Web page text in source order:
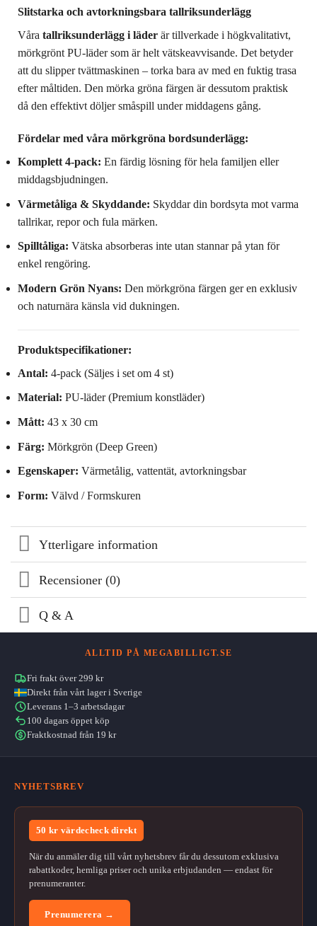
Slitstarka och avtorkningsbara tallriksunderlägg
Våra tallriksunderlägg i läder är tillverkade i högkvalitativt,
mörkgrönt PU-läder som är helt vätskeavvisande. Det betyder
att du slipper tvättmaskinen – torka bara av med en fuktig trasa
efter måltiden. Den mörka gröna färgen är dessutom praktisk
då den effektivt döljer småspill under middagens gång.
Fördelar med våra mörkgröna bordsunderlägg:
Komplett 4-pack: En färdig lösning för hela familjen eller
middagsbjudningen.
Värmetåliga & Skyddande: Skyddar din bordsyta mot varma
tallrikar, repor och fula märken.
Spilltåliga: Vätska absorberas inte utan stannar på ytan för
enkel rengöring.
Modern Grön Nyans: Den mörkgröna färgen ger en exklusiv
och naturnära känsla vid dukningen.
Produktspecifikationer:
Antal: 4-pack (Säljes i set om 4 st)
Material: PU-läder (Premium konstläder)
Mått: 43 x 30 cm
Färg: Mörkgrön (Deep Green)
Egenskaper: Värmetålig, vattentät, avtorkningsbar
Form: Välvd / Formskuren
Ytterligare information
Recensioner (0)
Q & A
ALLTID PÅ MEGABILLIGT.SE
Fri frakt över 299 kr
Direkt från vårt lager i Sverige
Leverans 1–3 arbetsdagar
100 dagars öppet köp
Fraktkostnad från 19 kr
NYHETSBREV
50 kr värdecheck direkt
När du anmäler dig till vårt nyhetsbrev får du dessutom exklusiva
rabattkoder, hemliga priser och unika erbjudanden — endast för
prenumeranter.
Prenumerera →